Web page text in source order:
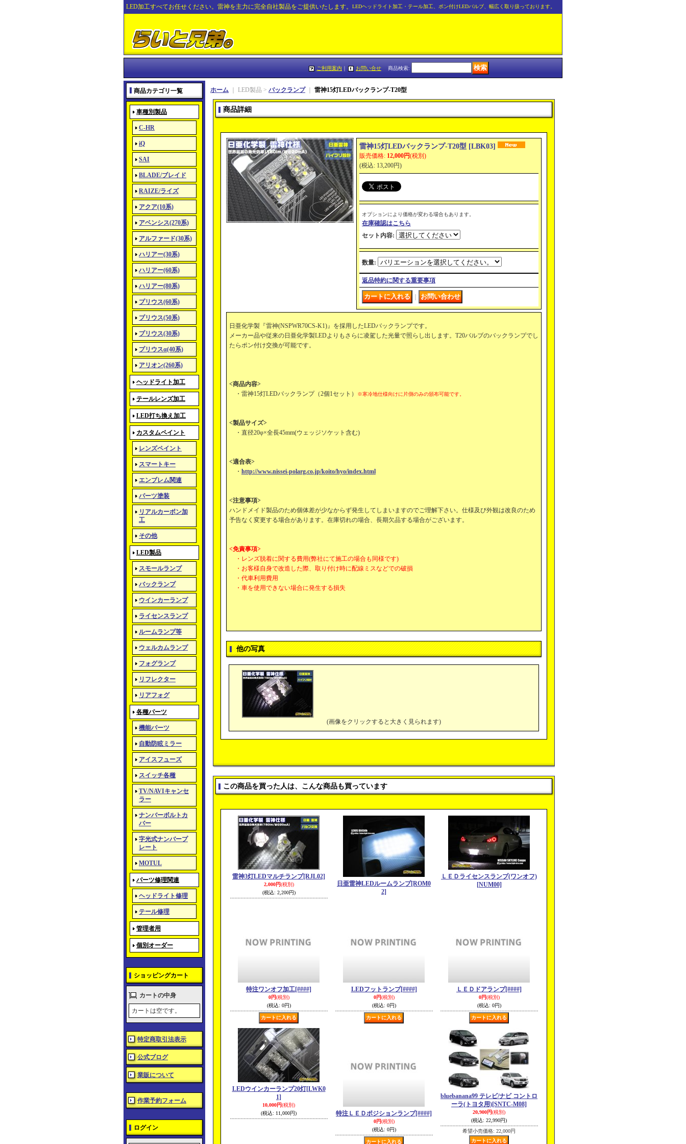
LED加工すべてお任せください。雷神を主力に完全自社製品をご提供いたします。 LEDヘッドライト加工・テール加工、ポン付けLEDバルブ、幅広く取り扱っております。
ご利用案内 ｜ お問い合せ 商品検索:
商品カテゴリ一覧
車種別製品
C-HR
iQ
SAI
BLADE/ブレイド
RAIZE/ライズ
アクア(10系)
アベンシス(270系)
アルファード(30系)
ハリアー(30系)
ハリアー(60系)
ハリアー(80系)
プリウス(60系)
プリウス(50系)
プリウス(30系)
プリウスα(40系)
アリオン(260系)
ヘッドライト加工
テールレンズ加工
LED打ち換え加工
カスタムペイント
レンズペイント
スマートキー
エンブレム関連
パーツ塗装
リアルカーボン加
工
その他
LED製品
スモールランプ
バックランプ
ウインカーランプ
ライセンスランプ
ルームランプ等
ウェルカムランプ
フォグランプ
リフレクター
リアフォグ
各種パーツ
機能パーツ
自動防眩ミラー
アイスフューズ
スイッチ各種
TV/NAVIキャンセ
ラー
ナンバーボルトカ
バー
字光式ナンバープ
レート
MOTUL
パーツ修理関連
ヘッドライト修理
テール修理
管理者用
個別オーダー
ショッピングカート
カートの中身
カートは空です。
特定商取引法表示
公式ブログ
業販について
作業予約フォーム
ログイン
ホーム ｜ LED製品 > バックランプ｜ 雷神15灯LEDバックランプ-T20型
商品詳細
雷神15灯LEDバックランプ-T20型 [LBK03]
販売価格: 12,000円(税別)
(税込: 13,200円)
オプションにより価格が変わる場合もあります。
在庫確認はこちら
セット内容:
数量:
返品特約に関する重要事項
日亜化学製『雷神(NSPWR70CS-K1)』を採用したLEDバックランプです。
メーカー品や従来の日亜化学製LEDよりもさらに凌駕した光量で照らし出します。T20バルブのバックランプでし
たらポン付け交換が可能です。
<商品内容>
・雷神15灯LEDバックランプ（2個1セット）
※寒冷地仕様向けに片側のみの頒布可能です。
<製品サイズ>
・直径20φ×全長45mm(ウェッジソケット含む)
<適合表>
・ http://www.nissei-polarg.co.jp/koito/hyo/index.html
<注意事項>
ハンドメイド製品のため個体差が少なからず発生してしまいますのでご理解下さい。仕様及び外観は改良のため
予告なく変更する場合があります。在庫切れの場合、長期欠品する場合がございます。
<免責事項>
・レンズ脱着に関する費用(弊社にて施工の場合も同様です)
・お客様自身で改造した際、取り付け時に配線ミスなどでの破損
・代車利用費用
・車を使用できない場合に発生する損失
他の写真
(画像をクリックすると大きく見られます)
この商品を買った人は、こんな商品も買っています
雷神3灯LEDマルチランプ[RJL02]
2,000円(税別)
(税込: 2,200円)
日亜雷神LEDルームランプ[ROM0
2]
ＬＥＤライセンスランプ(ワンオフ)
[NUM00]
特注ワンオフ加工[####]
0円(税別)
(税込: 0円)
LEDフットランプ[####]
0円(税別)
(税込: 0円)
ＬＥＤドアランプ[####]
0円(税別)
(税込: 0円)
LEDウインカーランプ20灯[LWK0
1]
10,000円(税別)
(税込: 11,000円) 特注ＬＥＤポジションランプ[####]
0円(税別)
(税込: 0円)
bluebanana99 テレビ/ナビ コントロ
ーラ(トヨタ用)[SNTC-M08]
20,900円(税別)
(税込: 22,990円)
希望小売価格: 22,000円